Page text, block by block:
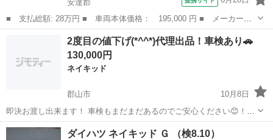
安達郡
■ 支払総額: 28万円 ■ 車両本体価格： 195,000 円 ■ メーカー
名： ダイハツ ■ 車種名： ネイキッド ■ グレード名： ターボ
Ｘ ターボ 希少ゼブラ柄 ナビ ＨＩＤ １４インチアルミホイー
ル 衝突安全ボデ...
ネイキッド
2度目の値下げ(*^^*)代理出品！車検あり🚗
130,000円
ネイキッド
郡山市
10月8日
即決お渡し出来ます！ 車検もまだまだあるのでご安心ください😊！
18万円⇒15万円⇒13万円へ変更です！ ご連絡頂けたら嬉しいです🙇‍♀️
福島 郡山市 ネイキッド
ダイハツ ネイキッド Ｇ （検8.10）